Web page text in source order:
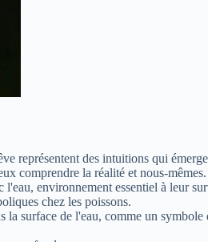
représentent des intuitions qui
comprendre la réalité et nous-mêmes.
environnement essentiel à leur
chez les poissons.
la surface de l'eau, comme un